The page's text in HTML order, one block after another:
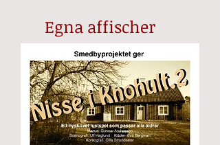
Egna affischer